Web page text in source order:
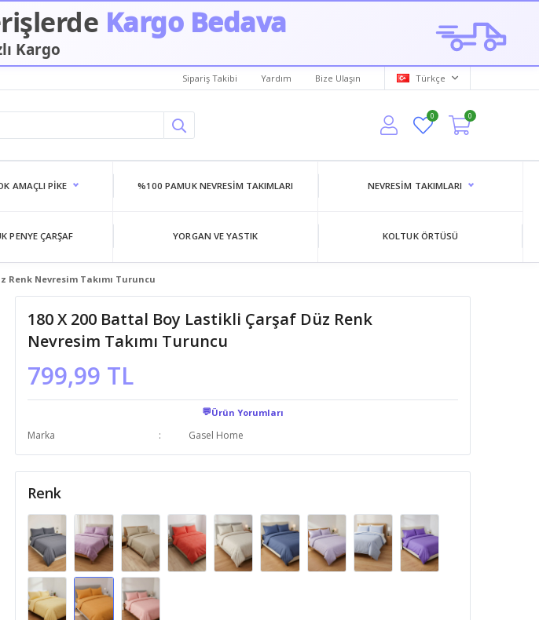
Kargo Bedava
Kargo
Alışveriş
Sipariş Takibi Yardım Bize Ulaşın Türkçe
0 0
AMAÇLI PIKE %100 PAMUK NEVRESIM TAKIMLARI NEVRESIM TAKIMLARI
PENYE ÇARŞAF YORGAN VE YASTIK KOLTUK ÖRTÜSÜ
Renk Nevresim Takımı Turuncu
180 X 200 Battal Boy Lastikli Çarşaf Düz Renk
Nevresim Takımı Turuncu
799,99 TL
💬Ürün Yorumları
Marka Gasel Home
Renk